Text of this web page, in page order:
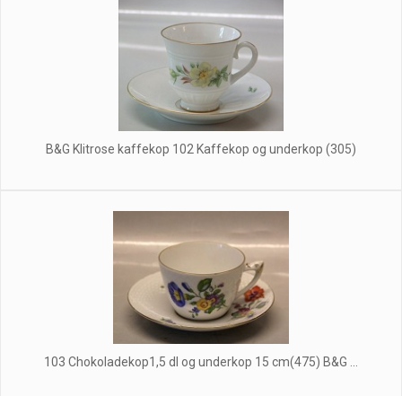
B&G Klitrose kaffekop 102 Kaffekop og underkop (305)
103 Chokoladekop1,5 dl og underkop 15 cm(475) B&G ...